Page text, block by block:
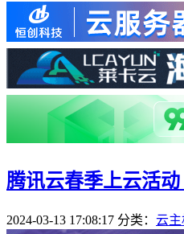
腾讯云春季上云活
2024-03-13 17:08:17 分类： 云主